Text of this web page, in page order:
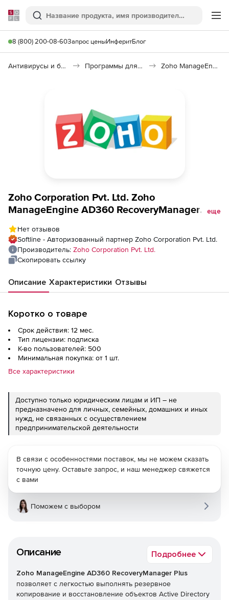
Softline
Поиск
8 (800) 200-08-60Запрос ценыИнферитБлог
Антивирусы и безопасность Программы для защиты информации Zoho ManageEngine AD360 RecoveryManager Plus
Zoho Corporation Pvt. Ltd. Zoho
ManageEngine AD360 RecoveryManager
Annual), fee for Google Workspace Backup
for 500 Users
еще
Нет отзывов
Softline - Авторизованный партнер Zoho Corporation Pvt. Ltd.
Производитель: Zoho Corporation Pvt. Ltd.
Скопировать ссылку
Описание Характеристики Отзывы
Коротко о товаре
Срок действия: 12 мес.
Тип лицензии: подписка
К-во пользователей: 500
Минимальная покупка: от 1 шт.
Все характеристики
Доступно только юридическим лицам и ИП – не
предназначено для личных, семейных, домашних и иных
нужд, не связанных с осуществлением
предпринимательской деятельности
Описание Подробнее
Zoho ManageEngine AD360 RecoveryManager Plus
позволяет с легкостью выполнять резервное
копирование и восстановление объектов Active Directory
В связи с особенностями поставок, мы не можем сказать
точную цену. Оставьте запрос, и наш менеджер свяжется
с вами
Поможем с выбором